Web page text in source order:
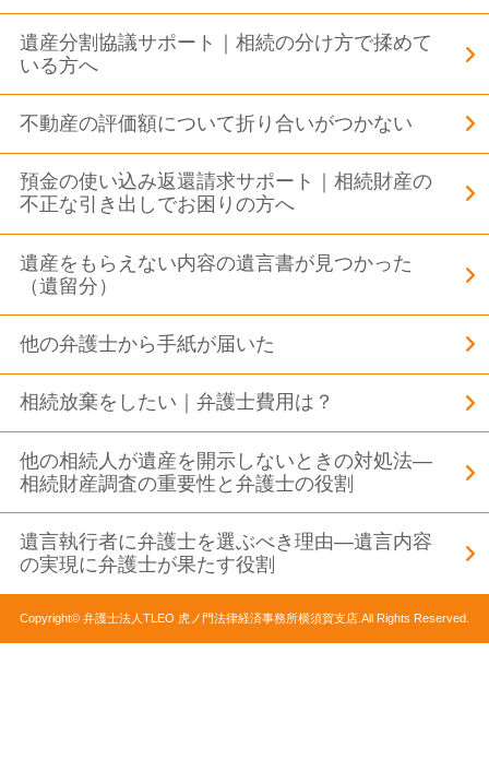
遺産分割協議サポート｜相続の分け方で揉めて
いる方へ
不動産の評価額について折り合いがつかない
預金の使い込み返還請求サポート｜相続財産の
不正な引き出しでお困りの方へ
遺産をもらえない内容の遺言書が見つかった
（遺留分）
他の弁護士から手紙が届いた
相続放棄をしたい｜弁護士費用は？
他の相続人が遺産を開示しないときの対処法―
相続財産調査の重要性と弁護士の役割
遺言執行者に弁護士を選ぶべき理由―遺言内容
の実現に弁護士が果たす役割
Copyright© 弁護士法人TLEO 虎ノ門法律経済事務所横須賀支店.All Rights Reserved.